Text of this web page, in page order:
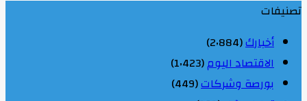
تصنيفات
أخبارك(2٬884)
الاقتصاد اليوم(1٬423)
بورصة وشركات(449)